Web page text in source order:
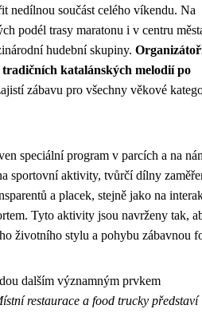
nedílnou součást celého víkendu. Na
podél trasy maratonu i v centru
hudební skupiny.
katalánských melodií po
zábavu pro všechny věkové
speciální program v parcích a na
sportovní aktivity, tvůrčí dílny
a placek, stejně jako na
Tyto aktivity jsou navrženy tak,
životního stylu a pohybu zábavnou
dalším významným prvkem
restaurace a food trucky představí